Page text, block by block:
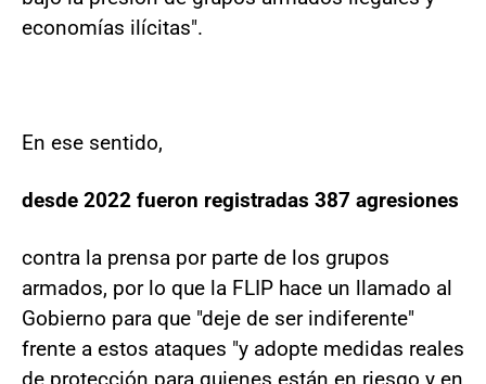
economías ilícitas".
En ese sentido,
desde 2022 fueron registradas 387 agresiones
contra la prensa por parte de los grupos
armados, por lo que la FLIP hace un llamado al
Gobierno para que "deje de ser indiferente"
frente a estos ataques "y adopte medidas reales
de protección para quienes están en riesgo y en